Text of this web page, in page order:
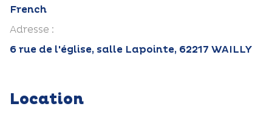
French
Adresse :
6 rue de l'église, salle Lapointe, 62217 WAILLY
Location